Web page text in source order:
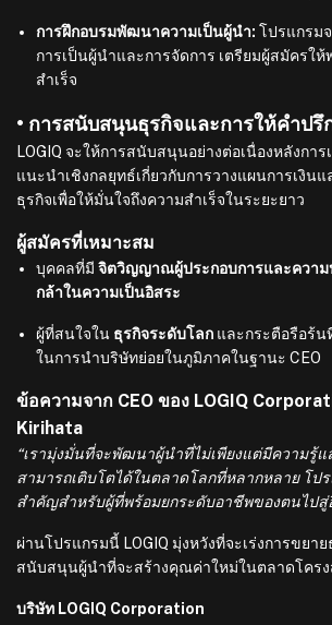
การฝึกอบรมพัฒนาความเป็นผู้นำ: โปรแกรม
การเป็นผู้นำและการจัดการ เตรียมผู้สมัครใ
สำเร็จ
• การสนับสนุนธุรกิจและการให้คำปรึ
LOGIQ จะให้การสนับสนุนอย่างต่อเนื่องหลังการ
แนะนำเชิงกลยุทธ์เกี่ยวกับการวางแผนการเงินแ
ธุรกิจเพื่อให้มั่นใจถึงความสำเร็จในระยะยาว
ผู้สมัครที่เหมาะสม
บุคคลที่มีจิตวิญญาณผู้ประกอบการและความ
กล้าในความเป็นอิสระ
ผู้ที่สนใจใน ธุรกิจระดับโลก และกระตือรือร้น
ในการนำบริษัทย่อยในภูมิภาคในฐานะ CEO
ข้อความจาก CEO ของ LOGIQ
Kirihata
“เรามุ่งมั่นที่จะพัฒนาผู้นำที่ไม่เพียงแต่มีความรู้แ
สามารถเติบโตได้ในตลาดโลกที่หลากหลาย โป
สำคัญสำหรับผู้ที่พร้อมยกระดับอาชีพของตนไปสู่
ผ่านโปรแกรมนี้ LOGIQ มุ่งหวังที่จะเร่งการขยา
สนับสนุนผู้นำที่จะสร้างคุณค่าใหม่ในตลาดโคร
บริษัท LOGIQ Corporation